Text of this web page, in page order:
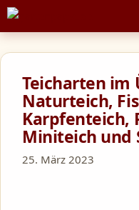
Zum
Inhalt
springen
Teicharten im
Naturteich,
Karpfenteich,
Miniteich und
25. März 2023